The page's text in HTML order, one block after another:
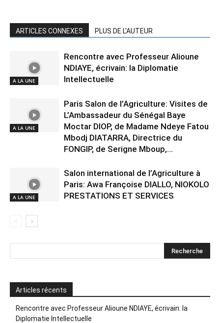
ARTICLES CONNEXES PLUS DE L'AUTEUR
A LA UNE
Rencontre avec Professeur Alioune
NDIAYE, écrivain: la Diplomatie
Intellectuelle
A LA UNE
Paris Salon de l’Agriculture: Visites de
L’Ambassadeur du Sénégal Baye
Moctar DIOP, de Madame Ndeye Fatou
Mbodj DIATARRA, Directrice du
FONGIP, de Serigne Mboup,...
A LA UNE
Salon international de l’Agriculture à
Paris: Awa Françoise DIALLO, NIOKOLO
PRESTATIONS ET SERVICES
Articles récents
Rencontre avec Professeur Alioune NDIAYE, écrivain: la
Diplomatie Intellectuelle